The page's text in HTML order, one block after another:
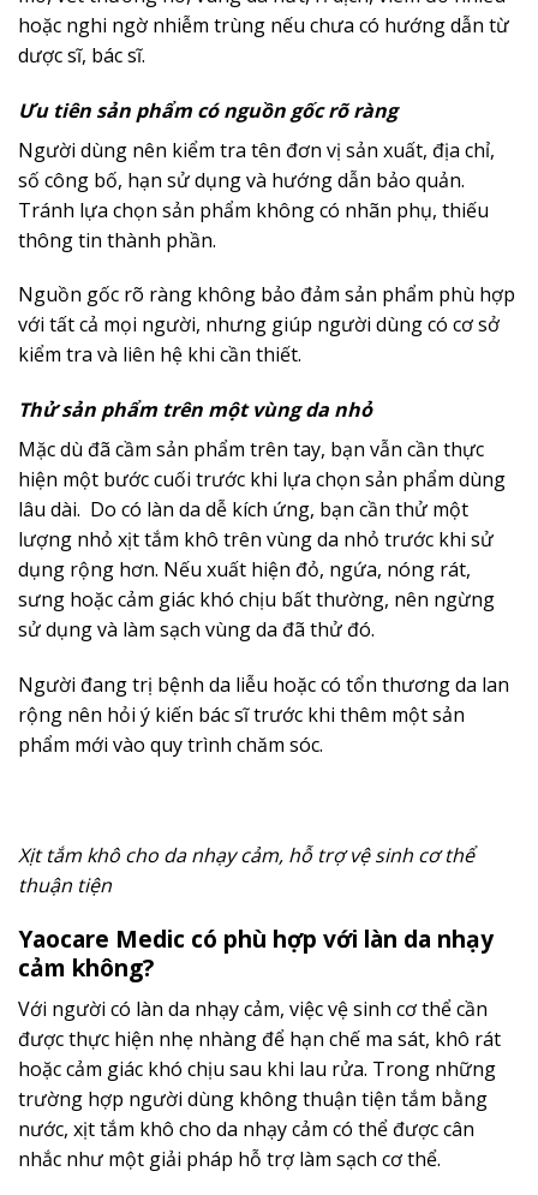
hoặc nghi ngờ nhiễm trùng nếu chưa có hướng dẫn từ
dược sĩ, bác sĩ.
Ưu tiên sản phẩm có nguồn gốc rõ ràng
Người dùng nên kiểm tra tên đơn vị sản xuất, địa chỉ,
số công bố, hạn sử dụng và hướng dẫn bảo quản.
Tránh lựa chọn sản phẩm không có nhãn phụ, thiếu
thông tin thành phần.
Nguồn gốc rõ ràng không bảo đảm sản phẩm phù hợp
với tất cả mọi người, nhưng giúp người dùng có cơ sở
kiểm tra và liên hệ khi cần thiết.
Thử sản phẩm trên một vùng da nhỏ
Mặc dù đã cầm sản phẩm trên tay, bạn vẫn cần thực
hiện một bước cuối trước khi lựa chọn sản phẩm dùng
lâu dài. Do có làn da dễ kích ứng, bạn cần thử một
lượng nhỏ xịt tắm khô trên vùng da nhỏ trước khi sử
dụng rộng hơn. Nếu xuất hiện đỏ, ngứa, nóng rát,
sưng hoặc cảm giác khó chịu bất thường, nên ngừng
sử dụng và làm sạch vùng da đã thử đó.
Người đang trị bệnh da liễu hoặc có tổn thương da lan
rộng nên hỏi ý kiến bác sĩ trước khi thêm một sản
phẩm mới vào quy trình chăm sóc.
Xịt tắm khô cho da nhạy cảm, hỗ trợ vệ sinh cơ thể
thuận tiện
Yaocare Medic có phù hợp với làn da nhạy
cảm không?
Với người có làn da nhạy cảm, việc vệ sinh cơ thể cần
được thực hiện nhẹ nhàng để hạn chế ma sát, khô rát
hoặc cảm giác khó chịu sau khi lau rửa. Trong những
trường hợp người dùng không thuận tiện tắm bằng
nước, xịt tắm khô cho da nhạy cảm có thể được cân
nhắc như một giải pháp hỗ trợ làm sạch cơ thể.